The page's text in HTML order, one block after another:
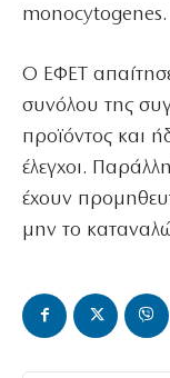
monocytogenes.
Ο ΕΦΕΤ
συνόλου της
προϊόντος και
έλεγχοι.
έχουν
μην το